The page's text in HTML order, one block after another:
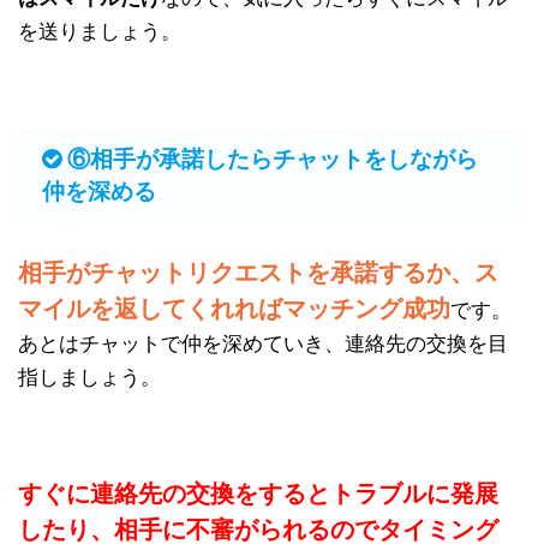
を送りましょう。
⑥相手が承諾したらチャットをしながら
仲を深める
相手がチャットリクエストを承諾するか、ス
マイルを返してくれればマッチング成功です。
あとはチャットで仲を深めていき、連絡先の交換を目
指しましょう。
すぐに連絡先の交換をするとトラブルに発展
したり、相手に不審がられるのでタイミング